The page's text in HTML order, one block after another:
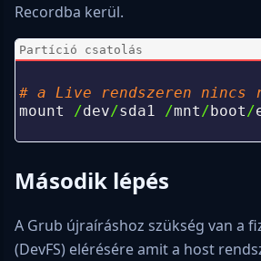
Recordba kerül.
Partíció csatolás
# a Live rendszeren
mount
/dev/sda1 /mnt/ boot/
Második lépés
A Grub újraíráshoz szükség van a
(DevFS) elérésére amit a host